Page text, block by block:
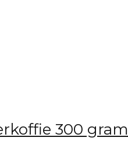
300 gram